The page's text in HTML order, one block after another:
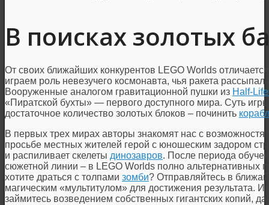
В поисках золотых
От своих ближайших конкурентов LEGO Worlds
играем роль невезучего космонавта, чья ракета
Вооруженные аналогом гравитационной пушки из Half-
«Пиратской бухты» — первого доступного мира. Суть
достаточное количество золотых блоков – починить
В первых трех мирах авторы знакомят нас с
просьбе местных жителей герой с юношеским задором
и распиливает скелеты динозавров. После периода
сюжетной линии – в LEGO Worlds полно альтернативных
хотите драться с толпами зомби? Отправляйтесь в
магическим «мультитулом» для достижения результата.
займитесь возведением собственных гигантских копий,